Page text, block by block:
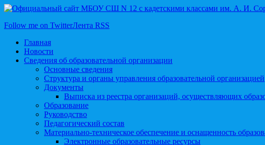
Follow me on TwitterЛента RSS
Главная
Новости
Сведения об образовательной организации
Основные сведения
Структура и органы управления образовательной организацией
Документы
Выписка из реестра организаций, осуществляющих
Образование
Руководство
Педагогический состав
Материально-техническое обеспечение и оснащенность
Электронные образовательные ресурсы